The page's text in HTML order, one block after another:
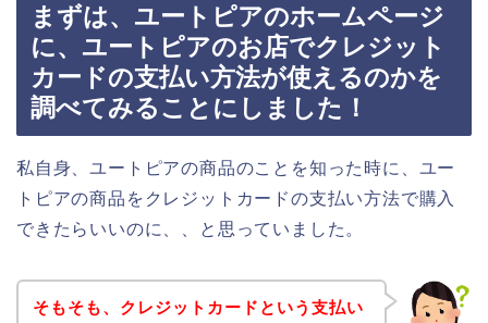
まずは、ユートピアのホームページ
に、ユートピアのお店でクレジット
カードの支払い方法が使えるのかを
調べてみることにしました！
私自身、ユートピアの商品のことを知った時に、ユー
トピアの商品をクレジットカードの支払い方法で購入
できたらいいのに、、と思っていました。
そもそも、クレジットカードという支払い